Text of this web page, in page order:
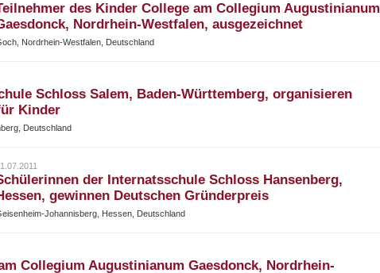
des Kinder College am Collegium Augustinianum
Nordrhein-Westfalen, ausgezeichnet
Nordrhein-Westfalen, Deutschland
Schloss Salem, Baden-Württemberg, organisieren
Kinder
Deutschland
der Internatsschule Schloss Hansenberg,
gewinnen Deutschen Gründerpreis
Johannisberg, Hessen, Deutschland
Collegium Augustinianum Gaesdonck, Nordrhein-